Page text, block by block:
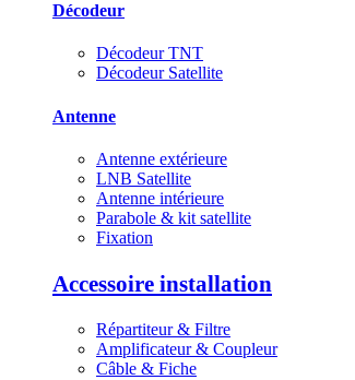
Décodeur
Décodeur TNT
Décodeur Satellite
Antenne
Antenne extérieure
LNB Satellite
Antenne intérieure
Parabole & kit satellite
Fixation
Accessoire installation
Répartiteur & Filtre
Amplificateur & Coupleur
Câble & Fiche